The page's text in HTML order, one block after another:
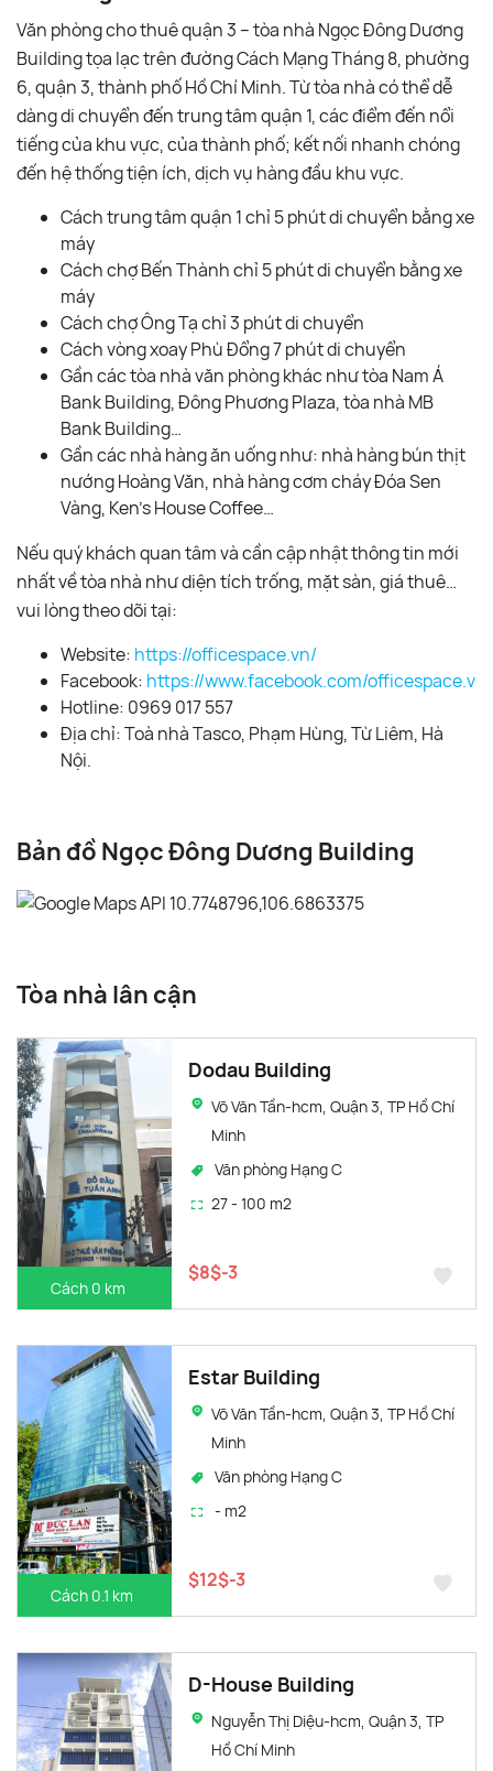
Văn phòng cho thuê quận 3 – tòa nhà Ngọc Đông Dương
Building tọa lạc trên đường Cách Mạng Tháng 8, phường
6, quận 3, thành phố Hồ Chí Minh. Từ tòa nhà có thể dễ
dàng di chuyển đến trung tâm quận 1, các điểm đến nổi
tiếng của khu vực, của thành phố; kết nối nhanh chóng
đến hệ thống tiện ích, dịch vụ hàng đầu khu vực.
Cách trung tâm quận 1 chỉ 5 phút di chuyển bằng xe
máy
Cách chợ Bến Thành chỉ 5 phút di chuyển bằng xe
máy
Cách chợ Ông Tạ chỉ 3 phút di chuyển
Cách vòng xoay Phù Đổng 7 phút di chuyển
Gần các tòa nhà văn phòng khác như tòa Nam Á
Bank Building, Đông Phương Plaza, tòa nhà MB
Bank Building…
Gần các nhà hàng ăn uống như: nhà hàng bún thịt
nướng Hoàng Văn, nhà hàng cơm cháy Đóa Sen
Vàng, Ken’s House Coffee…
Nếu quý khách quan tâm và cần cập nhật thông tin mới
nhất về tòa nhà như diện tích trống, mặt sàn, giá thuê…
vui lòng theo dõi tại:
Website: https://officespace.vn/
Facebook: https://www.facebook.com/officespace.vn/
Hotline: 0969 017 557
Địa chỉ: Toà nhà Tasco, Phạm Hùng, Từ Liêm, Hà
Nội.
Bản đồ Ngọc Đông Dương Building
Tòa nhà lân cận
Cách 0 km
Dodau Building
Võ Văn Tần-hcm, Quận 3, TP Hồ Chí
Minh
Văn phòng Hạng C
27 - 100 m2
$8$-3
Cách 0.1 km
Estar Building
Võ Văn Tần-hcm, Quận 3, TP Hồ Chí
Minh
Văn phòng Hạng C
- m2
$12$-3
D-House Building
Nguyễn Thị Diệu-hcm, Quận 3, TP
Hồ Chí Minh